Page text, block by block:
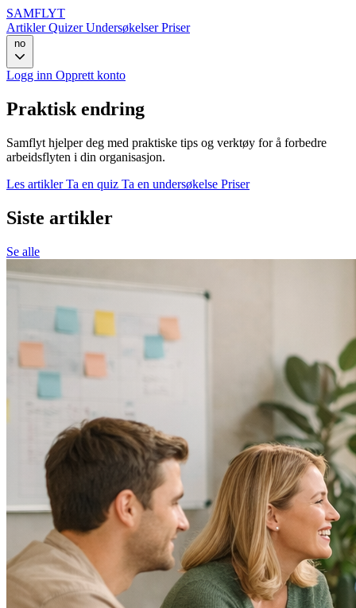
SAMFLYT
ArtiklerQuizerUndersøkelserPriser
no
Logg inn Opprett konto
Praktisk endring
Samflyt hjelper deg med praktiske tips og verktøy for å forbedre
arbeidsflyten i din organisasjon.
Les artiklerTa en quiz Ta en undersøkelse Priser
Siste artikler
Se alle